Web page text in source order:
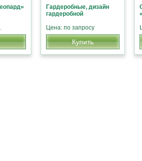
Гардеробные, дизайн
гардеробной
Цена: по запросу
Купить